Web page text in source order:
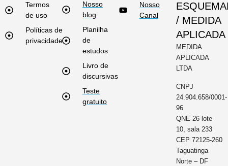
Termos
de uso
Políticas de
privacidade
Nosso
blog
Planilha
de
estudos
Livro de
discursivas
Teste
gratuito
Nosso
Canal
/ MEDIDA
APLICADA
MEDIDA
APLICADA
LTDA
CNPJ
24.904.658/0001-
96
QNE 26 lote
10, sala 233
CEP 72125-260
Taguatinga
Norte – DF